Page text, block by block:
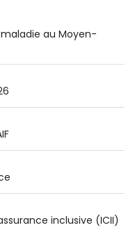
au Moyen-
inclusive (ICII)